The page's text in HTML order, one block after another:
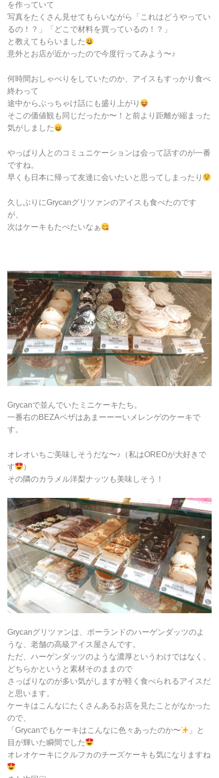
を作っていて
写真をたくさん見せてもらいながら「これはどうやってい
るの！？」「どこで材料を買っているの！？」
と教えてもらいました
意外とお店が近かったので今度行ってみよう〜♪
何時間おしゃべりをしていたのか、アイスもすっかり食べ
終わって
途中からぶっちゃけ話にも盛り上がり
そこの価値観も同じだったか〜！と前より距離が縮まった
気がしました
やっぱり人とのコミュニケーションは会って話すのが一番
ですね。
早くも日本に帰って友達に会いたいと思ってしまったり
久しぶりにGrycanグリツァンのアイスも食べたのです
が、
次はケーキもたべたいなぁ
Grycanで並んでいたミニケーキたち。
一番右のBEZAベザはあまーーーいメレンゲのケーキで
す。
オレオいちご美味しそうだな〜♪（私はOREOが大好きで
す
）
その隣のカラメル洋梨ナッツも美味しそう！
Grycanグリツァンは、ポーランドのハーゲンダッツのよ
うな、老舗の高級アイス屋さんです。
ただ、ハーゲンダッツのような濃厚というわけではなく、
どちらかというと素材そのままので
さっぱりなのが多い気がしますが軽く食べられるアイスだ
と思います。
ケーキはこんなにたくさんあるお店を見たことがなかった
ので、
「Grycanでもケーキはこんなに色々あったのか〜
」と
目が輝いた瞬間でした
オレオケーキにクルフカのチーズケーキも気になりますね